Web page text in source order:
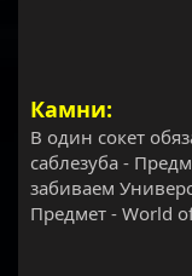
Камни:
В один сокет
саблезуба -
забиваем
Предмет - World